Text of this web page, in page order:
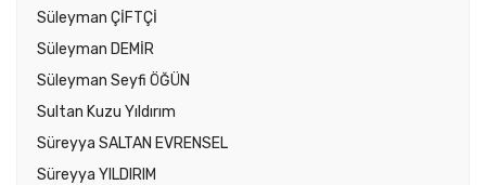
Süleyman ÇİFTÇİ
Süleyman DEMİR
Süleyman Seyfi ÖĞÜN
Sultan Kuzu Yıldırım
Süreyya SALTAN EVRENSEL
Süreyya YILDIRIM